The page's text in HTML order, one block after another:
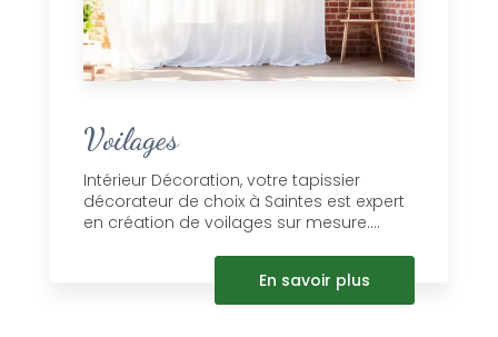
Voilages
Intérieur Décoration, votre tapissier
décorateur de choix à Saintes est expert
en création de voilages sur mesure....
En savoir plus